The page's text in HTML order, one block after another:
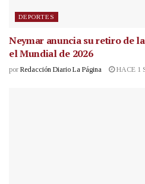
DEPORTES
Neymar anuncia su retiro de
el Mundial de 2026
por Redacción Diario La Página HACE 1